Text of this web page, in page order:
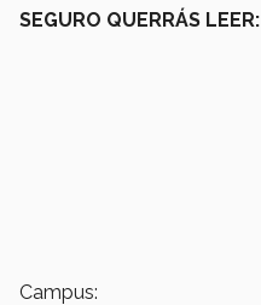
SEGURO QUERRÁS LEER:
Campus: